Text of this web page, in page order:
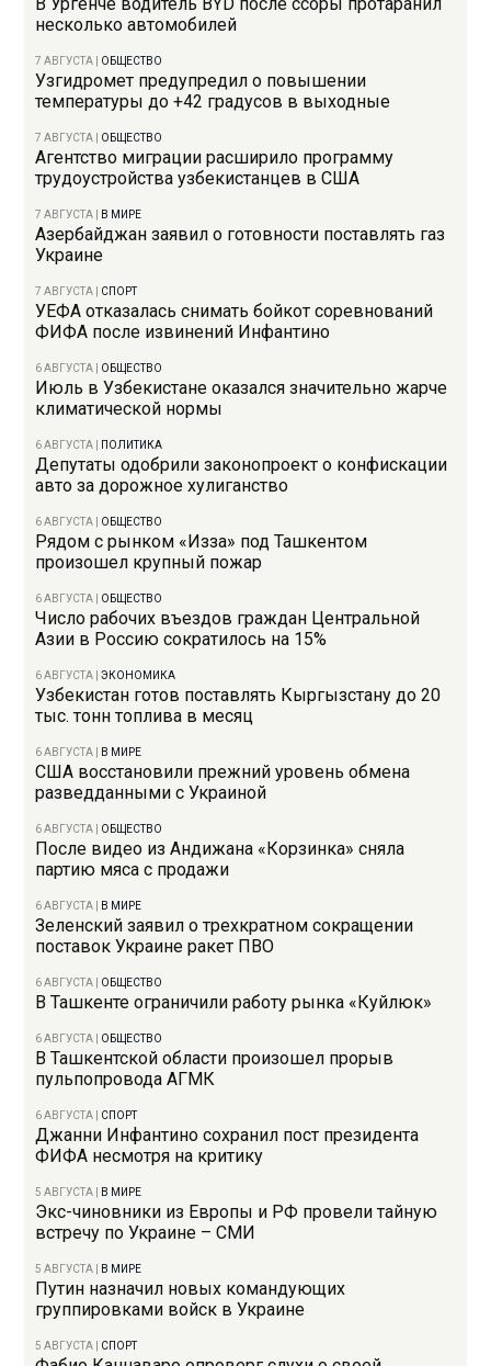
несколько автомобилей
7 АВГУСТА ОБЩЕСТВО
Узгидромет предупредил о повышении
температуры до +42 градусов в выходные
7 АВГУСТА ОБЩЕСТВО
Агентство миграции расширило программу
трудоустройства узбекистанцев в США
7 АВГУСТА В МИРЕ
Азербайджан заявил о готовности поставлять газ
Украине
7 АВГУСТА СПОРТ
УЕФА отказалась снимать бойкот соревнований
ФИФА после извинений Инфантино
6 АВГУСТА ОБЩЕСТВО
Июль в Узбекистане оказался значительно жарче
климатической нормы
6 АВГУСТА ПОЛИТИКА
Депутаты одобрили законопроект о конфискации
авто за дорожное хулиганство
6 АВГУСТА ОБЩЕСТВО
Рядом с рынком «Изза» под Ташкентом
произошел крупный пожар
6 АВГУСТА ОБЩЕСТВО
Число рабочих въездов граждан Центральной
Азии в Россию сократилось на 15%
6 АВГУСТА |ЭКОНОМИКА
Узбекистан готов поставлять Кыргызстану до 20
тыс. тонн топлива в месяц
6 АВГУСТА В МИРЕ
США восстановили прежний уровень обмена
разведданными с Украиной
6 АВГУСТА ОБЩЕСТВО
После видео из Андижана «Корзинка» сняла
партию мяса с продажи
6 АВГУСТА В МИРЕ
Зеленский заявил о трехкратном сокращении
поставок Украине ракет ПВО
6 АВГУСТА ОБЩЕСТВО
В Ташкенте ограничили работу рынка «Куйлюк»
6 АВГУСТА ОБЩЕСТВО
В Ташкентской области произошел прорыв
пульпопровода АГМК
6 АВГУСТА СПОРТ
Джанни Инфантино сохранил пост президента
ФИФА несмотря на критику
5 АВГУСТА В МИРЕ
Экс-чиновники из Европы и РФ провели тайную
встречу по Украине – СМИ
5 АВГУСТА В МИРЕ
Путин назначил новых командующих
группировками войск в Украине
5 АВГУСТА СПОРТ